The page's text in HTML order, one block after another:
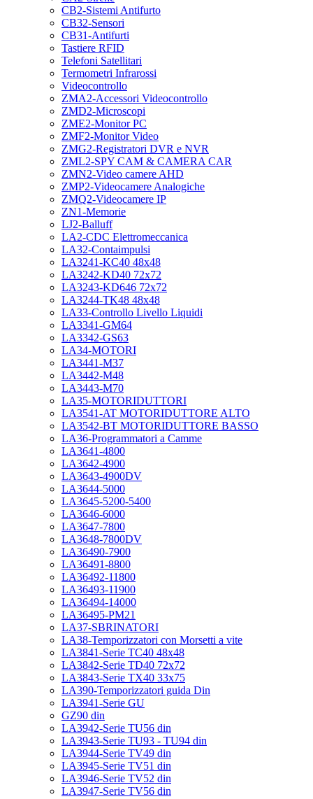
CB2-Sistemi Antifurto
CB32-Sensori
CB31-Antifurti
Tastiere RFID
Telefoni Satellitari
Termometri Infrarossi
Videocontrollo
ZMA2-Accessori Videocontrollo
ZMD2-Microscopi
ZME2-Monitor PC
ZMF2-Monitor Video
ZMG2-Registratori DVR e NVR
ZML2-SPY CAM & CAMERA CAR
ZMN2-Video camere AHD
ZMP2-Videocamere Analogiche
ZMQ2-Videocamere IP
ZN1-Memorie
LJ2-Balluff
LA2-CDC Elettromeccanica
LA32-Contaimpulsi
LA3241-KC40 48x48
LA3242-KD40 72x72
LA3243-KD646 72x72
LA3244-TK48 48x48
LA33-Controllo Livello Liquidi
LA3341-GM64
LA3342-GS63
LA34-MOTORI
LA3441-M37
LA3442-M48
LA3443-M70
LA35-MOTORIDUTTORI
LA3541-AT MOTORIDUTTORE ALTO
LA3542-BT MOTORIDUTTORE BASSO
LA36-Programmatori a Camme
LA3641-4800
LA3642-4900
LA3643-4900DV
LA3644-5000
LA3645-5200-5400
LA3646-6000
LA3647-7800
LA3648-7800DV
LA36490-7900
LA36491-8800
LA36492-11800
LA36493-11900
LA36494-14000
LA36495-PM21
LA37-SBRINATORI
LA38-Temporizzatori con Morsetti a vite
LA3841-Serie TC40 48x48
LA3842-Serie TD40 72x72
LA3843-Serie TX40 33x75
LA390-Temporizzatori guida Din
LA3941-Serie GU
GZ90 din
LA3942-Serie TU56 din
LA3943-Serie TU93 - TU94 din
LA3944-Serie TV49 din
LA3945-Serie TV51 din
LA3946-Serie TV52 din
LA3947-Serie TV56 din